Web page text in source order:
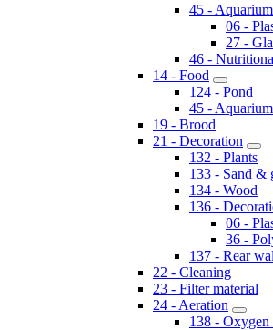
45 - Aquarium
06 -
27 -
46 -
14 - Food
124 - Pond
45 - Aquarium
19 - Brood
21 - Decoration
132 - Plants
133 - Sand &
134 - Wood
136 -
06 -
36 -
137 - Rear
22 - Cleaning
23 - Filter material
24 - Aeration
138 - Oxygen